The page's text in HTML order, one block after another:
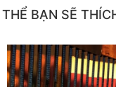
THỂ BẠN SẼ